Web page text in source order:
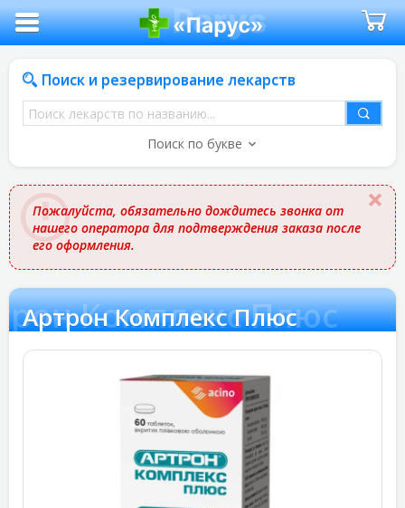
Поиск и резервирование лекарств
Поиск
лекарств
названию
Поиск по букве
Пожалуйста, обязательно дождитесь звонка от
нашего оператора для подтверждения заказа после
его оформления.
Комплекс Плюс
Артрон Комплекс Плюс